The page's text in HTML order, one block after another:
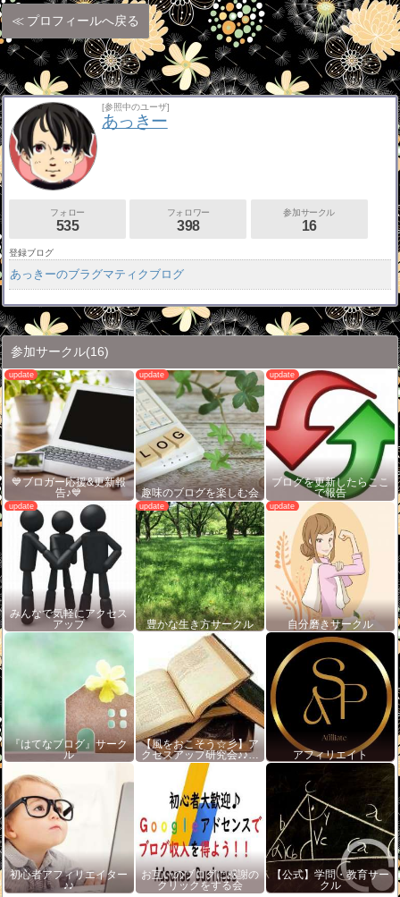
プロフィールへ戻る
[参照中のユーザ]
あっきー
フォロー
535
フォロワー
398
参加サークル
16
登録ブログ
あっきーのブラグマティクブログ
参加サークル(16)
💙ブロガー応援&更新報
告♪💙
趣味のブログを楽しむ会
ブログを更新したらここ
で報告
みんなで気軽にアクセス
アップ
豊かな生き方サークル 自分磨きサークル
『はてなブログ』サーク
ル
【風をおこそう☆彡】ア
クセスアップ研究会♪♪…
アフィリエイト
初心者アフィリエイター
♪♪
お互いのブログに感謝の
クリックをする会
【公式】学問・教育サー
クル